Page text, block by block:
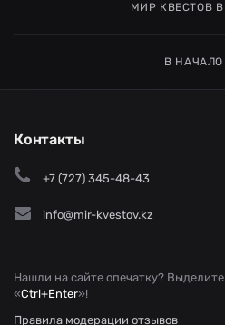
МИР КВЕСТОВ
В НАЧАЛО
Контакты
+7 (727) 345-48-43
info@mir-kvestov.kz
Нашли на сайте опечатку?
«Ctrl+Enter»!
Правила модерации отзывов